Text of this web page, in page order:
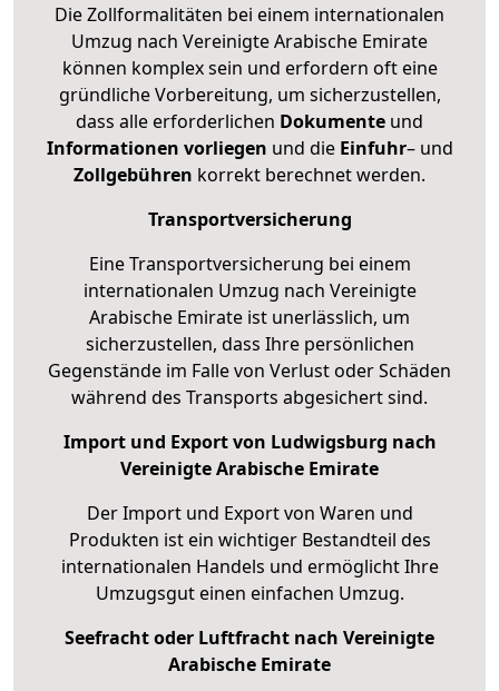
Die Zollformalitäten bei einem internationalen
Umzug nach Vereinigte Arabische Emirate
können komplex sein und erfordern oft eine
gründliche Vorbereitung, um sicherzustellen,
dass alle erforderlichen Dokumente und
Informationen vorliegen und die Einfuhr– und
Zollgebühren korrekt berechnet werden.
Transportversicherung
Eine Transportversicherung bei einem
internationalen Umzug nach Vereinigte
Arabische Emirate ist unerlässlich, um
sicherzustellen, dass Ihre persönlichen
Gegenstände im Falle von Verlust oder Schäden
während des Transports abgesichert sind.
Import und Export von Ludwigsburg nach
Vereinigte Arabische Emirate
Der Import und Export von Waren und
Produkten ist ein wichtiger Bestandteil des
internationalen Handels und ermöglicht Ihre
Umzugsgut einen einfachen Umzug.
Seefracht oder Luftfracht nach Vereinigte
Arabische Emirate